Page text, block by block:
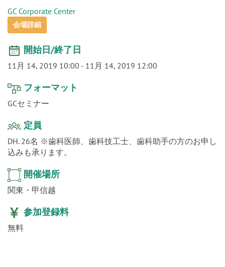
GC Corporate Center
会場詳細
開始日/終了日
11月 14, 2019 10:00 - 11月 14, 2019 12:00
フォーマット
GCセミナー
定員
DH. 26名 ※歯科医師、歯科技工士、歯科助手の方のお申し
込みも承ります。
開催場所
関東・甲信越
参加登録料
無料